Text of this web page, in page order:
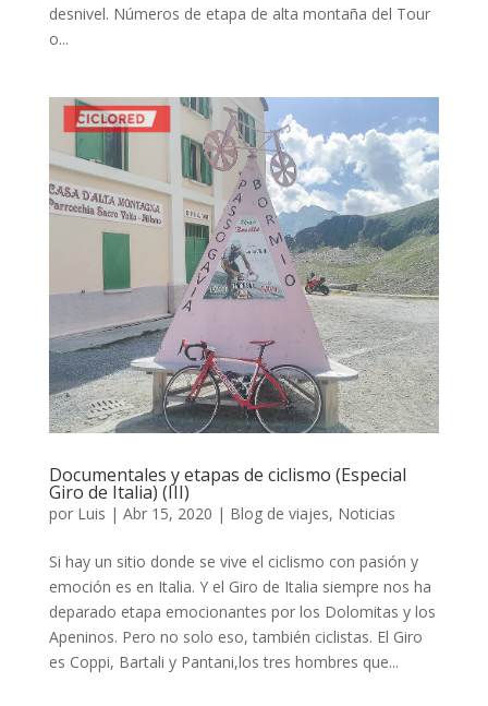
desnivel. Números de etapa de alta montaña del Tour
o...
Documentales y etapas de ciclismo (Especial
Giro de Italia) (III)
por Luis | Abr 15, 2020 | Blog de viajes, Noticias
Si hay un sitio donde se vive el ciclismo con pasión y
emoción es en Italia. Y el Giro de Italia siempre nos ha
deparado etapa emocionantes por los Dolomitas y los
Apeninos. Pero no solo eso, también ciclistas. El Giro
es Coppi, Bartali y Pantani,los tres hombres que...